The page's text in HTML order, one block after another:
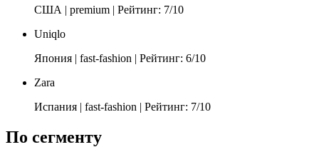
США | premium | Рейтинг: 7/10
Uniqlo
Япония | fast-fashion | Рейтинг: 6/10
Zara
Испания | fast-fashion | Рейтинг: 7/10
По сегменту